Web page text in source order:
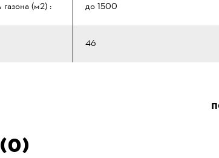
(м2) : до 1500
46